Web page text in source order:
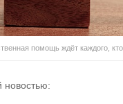
помощь ждёт каждого,
новостью: